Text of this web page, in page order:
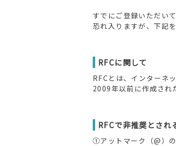
すでにご登録いただい
恐れ入りますが、下記
RFCに関して
RFCとは、インターネ
2009年以前に作成され
RFCで非推奨とされ
①アットマーク（@）